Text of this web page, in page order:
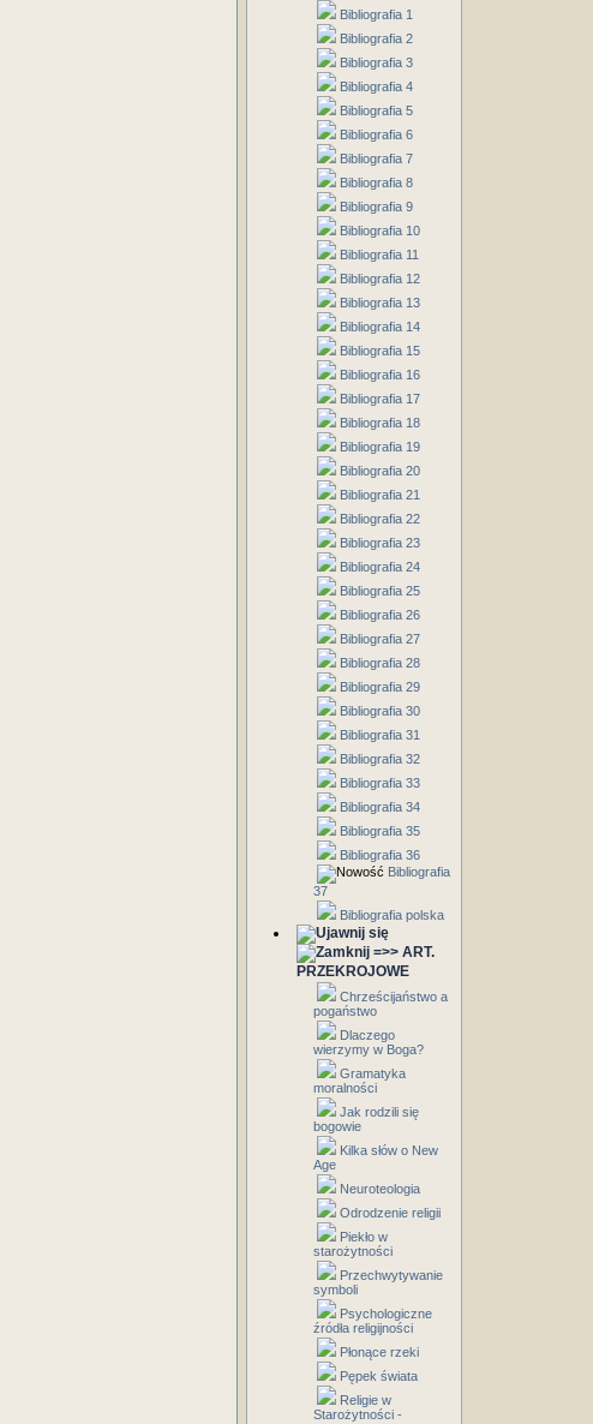
Bibliografia 1
Bibliografia 2
Bibliografia 3
Bibliografia 4
Bibliografia 5
Bibliografia 6
Bibliografia 7
Bibliografia 8
Bibliografia 9
Bibliografia 10
Bibliografia 11
Bibliografia 12
Bibliografia 13
Bibliografia 14
Bibliografia 15
Bibliografia 16
Bibliografia 17
Bibliografia 18
Bibliografia 19
Bibliografia 20
Bibliografia 21
Bibliografia 22
Bibliografia 23
Bibliografia 24
Bibliografia 25
Bibliografia 26
Bibliografia 27
Bibliografia 28
Bibliografia 29
Bibliografia 30
Bibliografia 31
Bibliografia 32
Bibliografia 33
Bibliografia 34
Bibliografia 35
Bibliografia 36
Bibliografia
37
Bibliografia polska
=>> ART.
PRZEKROJOWE
Chrześcijaństwo a
pogaństwo
Dlaczego
wierzymy w Boga?
Gramatyka
moralności
Jak rodzili się
bogowie
Kilka słów o New
Age
Neuroteologia
Odrodzenie religii
Piekło w
starożytności
Przechwytywanie
symboli
Psychologiczne
źródła religijności
Płonące rzeki
Pępek świata
Religie w
Starożytności -